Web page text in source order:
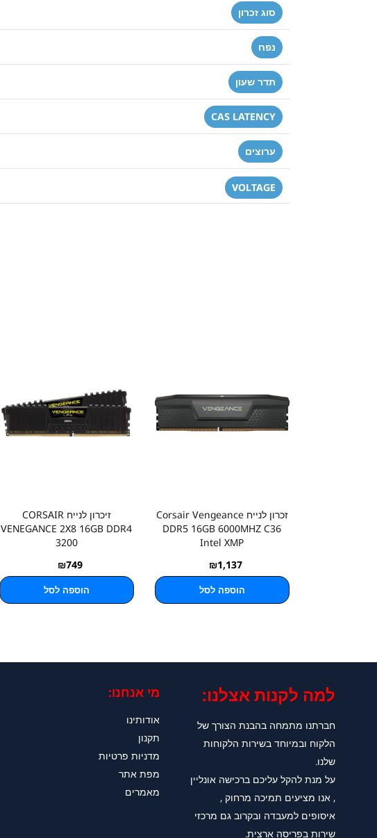
סוג זכרון
נפח
תדר שעון
CAS LATENCY
ערוצים
VOLTAGE
זכרון לנייח Corsair Vengeance
DDR5 16GB 6000MHZ C36
Intel XMP
₪1,137
הוספה לסל
זיכרון לנייח CORSAIR
VENEGANCE 2X8 16GB DDR4
3200
₪749
הוספה לסל
למה לקנות אצלנו:​
חברתנו מתמחה בהבנת הצורך של
הלקוח ובמיוחד בשירות הלקוחות
שלנו.
על מנת להקל עליכם ברכישה אונליין
, אנו מציעים תמיכה מרחוק ,
איסופים למעבדה ובקרוב גם מרכזי
שירות בפריסה ארצית.
מי אנחנו:
אודותינו
תקנון
מדניות פרטיות
מפת אתר
מאמרים